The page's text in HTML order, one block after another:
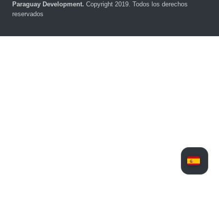
Paraguay Development. Copyright 2019. Todos los derechos
reservados